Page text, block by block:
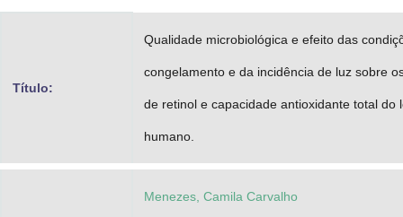
Título:
Qualidade microbiológica e efeito das
congelamento e da incidência de luz sobre
de retinol e capacidade antioxidante total do
humano.
Menezes, Camila Carvalho